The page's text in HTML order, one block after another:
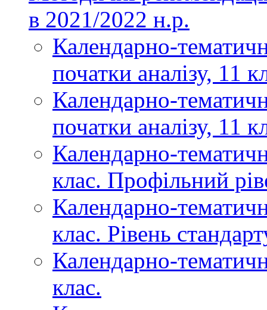
в 2021/2022 н.р.
Календарно-
початки аналізу, 11
Календарно-
початки аналізу, 11
Календарно-
клас. Профільний
Календарно-
клас. Рівень
Календарно-
клас.